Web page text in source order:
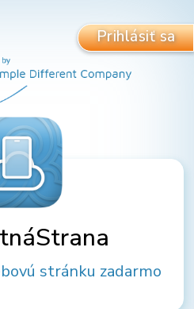
Prihlásiť sa
stránku zadarmo